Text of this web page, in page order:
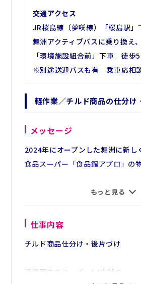
交通アクセス
JR桜島線（夢咲線）「桜島駅」
舞洲アクティブバスに乗り換え、
「環境施設組合前」下車 徒歩
※別途送迎バスも有 乗車応相
軽作業／チルド商品の仕分け
メッセージ
2024年にオープンした舞洲に新し
食品スーパー「食品館アプロ」の
＼フルタイムでしっかり働きたい
ています！
【土日は100円／1時間の手当あり】
もっと見る
仕事内容
チルド商品仕分け・後片づけ
近畿圏内のスーパー54店舗の